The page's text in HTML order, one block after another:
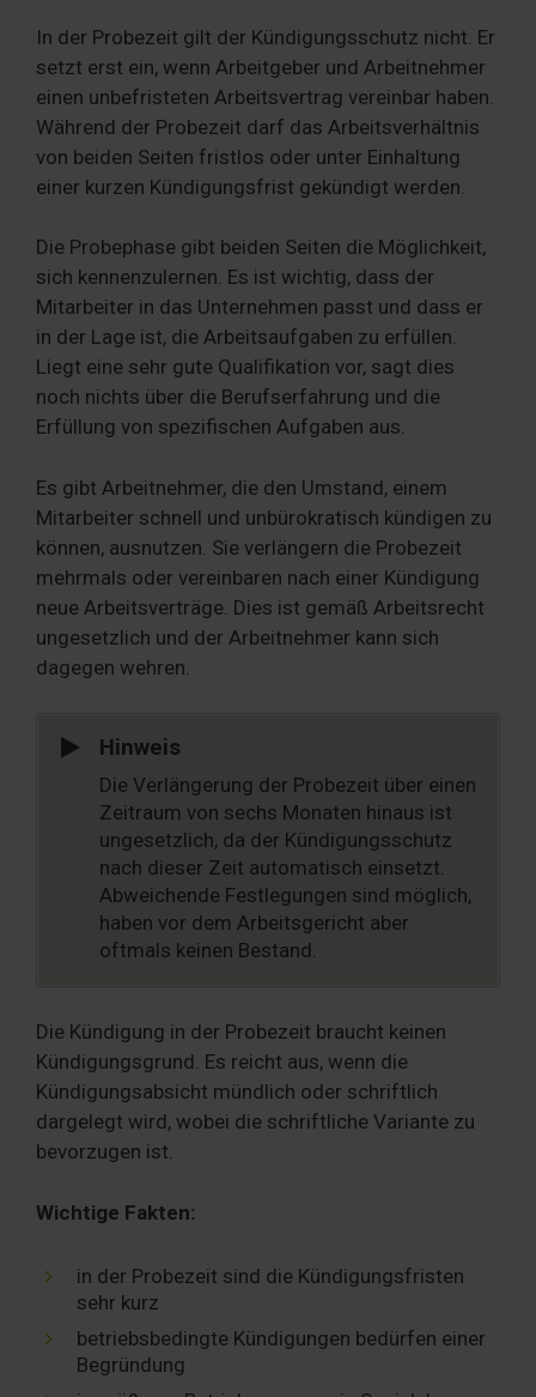
In der Probezeit gilt der Kündigungsschutz nicht. Er
setzt erst ein, wenn Arbeitgeber und Arbeitnehmer
einen unbefristeten Arbeitsvertrag vereinbar haben.
Während der Probezeit darf das Arbeitsverhältnis
von beiden Seiten fristlos oder unter Einhaltung
einer kurzen Kündigungsfrist gekündigt werden.
Die Probephase gibt beiden Seiten die Möglichkeit,
sich kennenzulernen. Es ist wichtig, dass der
Mitarbeiter in das Unternehmen passt und dass er
in der Lage ist, die Arbeitsaufgaben zu erfüllen.
Liegt eine sehr gute Qualifikation vor, sagt dies
noch nichts über die Berufserfahrung und die
Erfüllung von spezifischen Aufgaben aus.
Es gibt Arbeitnehmer, die den Umstand, einem
Mitarbeiter schnell und unbürokratisch kündigen zu
können, ausnutzen. Sie verlängern die Probezeit
mehrmals oder vereinbaren nach einer Kündigung
neue Arbeitsverträge. Dies ist gemäß Arbeitsrecht
ungesetzlich und der Arbeitnehmer kann sich
dagegen wehren.
Hinweis
Die Verlängerung der Probezeit über einen
Zeitraum von sechs Monaten hinaus ist
ungesetzlich, da der Kündigungsschutz
nach dieser Zeit automatisch einsetzt.
Abweichende Festlegungen sind möglich,
haben vor dem Arbeitsgericht aber
oftmals keinen Bestand.
Die Kündigung in der Probezeit braucht keinen
Kündigungsgrund. Es reicht aus, wenn die
Kündigungsabsicht mündlich oder schriftlich
dargelegt wird, wobei die schriftliche Variante zu
bevorzugen ist.
Wichtige Fakten:
in der Probezeit sind die Kündigungsfristen
sehr kurz
betriebsbedingte Kündigungen bedürfen einer
Begründung